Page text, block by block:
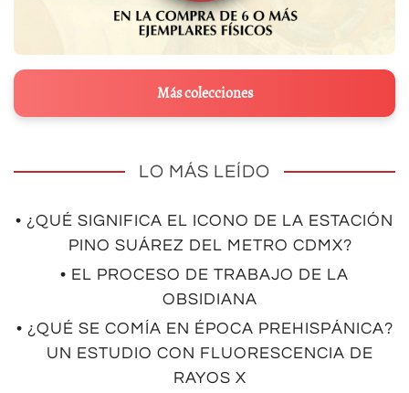
Más colecciones
LO MÁS LEÍDO
• ¿QUÉ SIGNIFICA EL ICONO DE LA ESTACIÓN
PINO SUÁREZ DEL METRO CDMX?
• EL PROCESO DE TRABAJO DE LA
OBSIDIANA
• ¿QUÉ SE COMÍA EN ÉPOCA PREHISPÁNICA?
UN ESTUDIO CON FLUORESCENCIA DE
RAYOS X